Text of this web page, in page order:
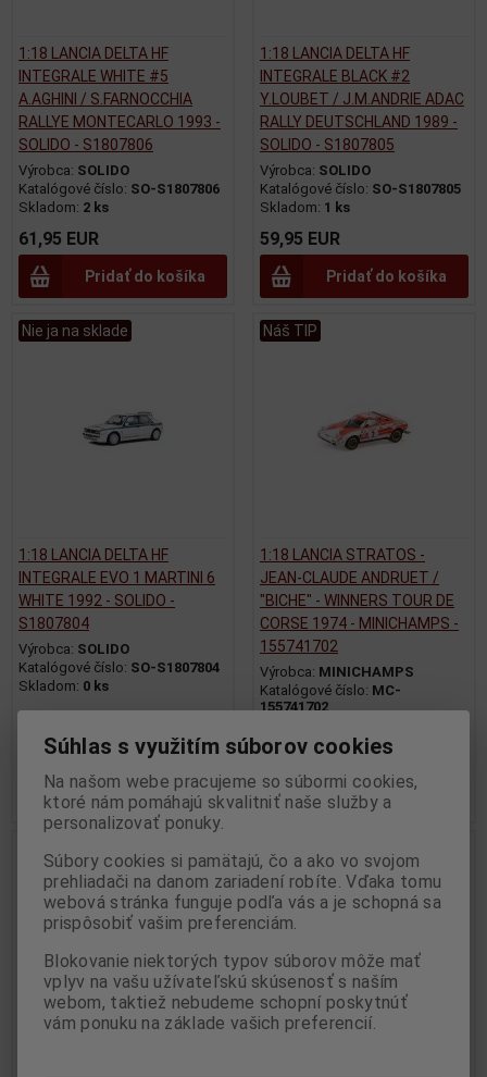
1:18 LANCIA DELTA HF
INTEGRALE WHITE #5
A.AGHINI / S.FARNOCCHIA
RALLYE MONTECARLO 1993 -
SOLIDO - S1807806
Výrobca: SOLIDO
Katalógové číslo: SO-S1807806
Skladom: 2 ks
61,95 EUR
Pridať do košíka
1:18 LANCIA DELTA HF
INTEGRALE BLACK #2
Y.LOUBET / J.M.ANDRIE ADAC
RALLY DEUTSCHLAND 1989 -
SOLIDO - S1807805
Výrobca: SOLIDO
Katalógové číslo: SO-S1807805
Skladom: 1 ks
59,95 EUR
Pridať do košíka
Nie ja na sklade
1:18 LANCIA DELTA HF
INTEGRALE EVO 1 MARTINI 6
WHITE 1992 - SOLIDO -
S1807804
Výrobca: SOLIDO
Katalógové číslo: SO-S1807804
Skladom: 0 ks
49,95 EUR
Pridať do košíka
Náš TIP
1:18 LANCIA STRATOS -
JEAN-CLAUDE ANDRUET /
"BICHE" - WINNERS TOUR DE
CORSE 1974 - MINICHAMPS -
155741702
Výrobca: MINICHAMPS
Katalógové číslo: MC-
155741702
129,95 EUR
Pridať do košíka
Súhlas s využitím súborov cookies
Na našom webe pracujeme so súbormi cookies,
ktoré nám pomáhajú skvalitniť naše služby a
personalizovať ponuky.
Súbory cookies si pamätajú, čo a ako vo svojom
prehliadači na danom zariadení robíte. Vďaka tomu
webová stránka funguje podľa vás a je schopná sa
prispôsobiť vašim preferenciám.
Blokovanie niektorých typov súborov môže mať
vplyv na vašu užívateľskú skúsenosť s naším
webom, taktiež nebudeme schopní poskytnúť
vám ponuku na základe vašich preferencií.